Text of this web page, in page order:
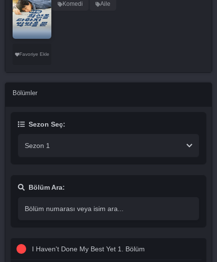
Favoriye Ekle
Komedi Aile
Bölümler
Sezon Seç:
Sezon 1
Bölüm Ara:
I Haven't Done My Best Yet 1. Bölüm